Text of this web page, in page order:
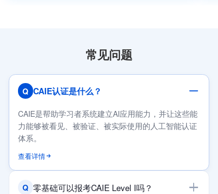
常见问题
Q CAIE认证是什么？
CAIE是帮助学习者系统建立AI应用能力，并让这些能
力能够被看见、被验证、被实际使用的人工智能认证
体系。
查看详情
Q 零基础可以报考CAIE Level I吗？